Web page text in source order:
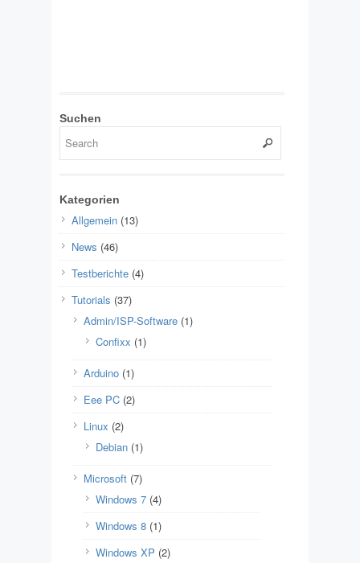
Suchen
Kategorien
Allgemein (13)
News (46)
Testberichte (4)
Tutorials (37)
Admin/ISP-Software (1)
Confixx (1)
Arduino (1)
Eee PC (2)
Linux (2)
Debian (1)
Microsoft (7)
Windows 7 (4)
Windows 8 (1)
Windows XP (2)